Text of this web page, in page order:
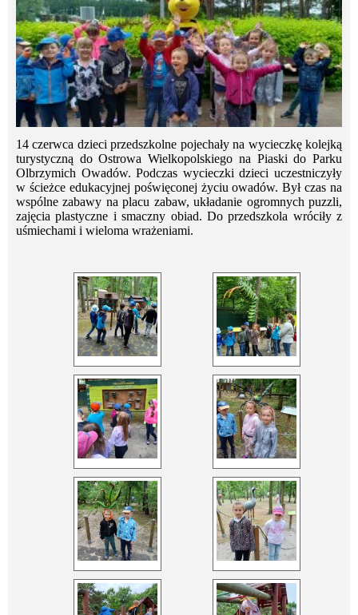
14 czerwca dzieci przedszkolne pojechały na wycieczkę kolejką
turystyczną do Ostrowa Wielkopolskiego na Piaski do Parku
Olbrzymich Owadów. Podczas wycieczki dzieci uczestniczyły
w ścieżce edukacyjnej poświęconej życiu owadów. Był czas na
wspólne zabawy na placu zabaw, układanie ogromnych puzzli,
zajęcia plastyczne i smaczny obiad. Do przedszkola wróciły z
uśmiechami i wieloma wrażeniami.